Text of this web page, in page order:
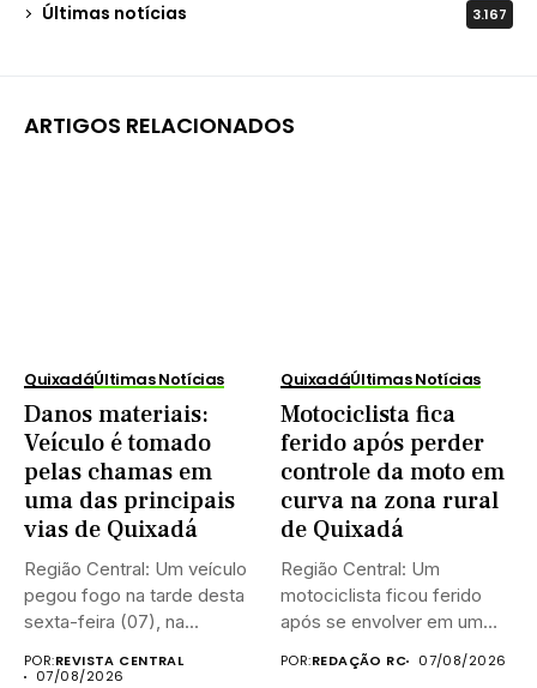
Últimas notícias 3.167
ARTIGOS RELACIONADOS
QuixadáÚltimas Notícias
Danos materiais:
Veículo é tomado
pelas chamas em
uma das principais
vias de Quixadá
Região Central: Um veículo
pegou fogo na tarde desta
sexta-feira (07), na...
POR:REVISTA CENTRAL
07/08/2026
QuixadáÚltimas Notícias
Motociclista fica
ferido após perder
controle da moto em
curva na zona rural
de Quixadá
Região Central: Um
motociclista ficou ferido
após se envolver em um
acidente...
POR:REDAÇÃO RC 07/08/2026